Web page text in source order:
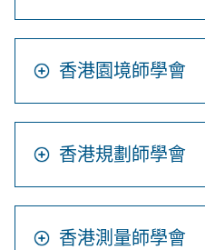
香港園境師學會
香港規劃師學會
香港測量師學會